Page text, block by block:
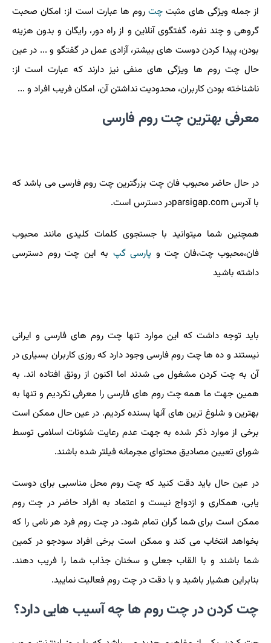
از جمله ویژگی های مثبت چت روم ها عبارت است از: امکان صحبت
گروهی و چند نفره، گفتگوی آنلاین و از راه دور، رایگان و بدون هزینه
بودن، پیدا کردن دوست های بیشتر، آزادی عمل در گفتگو و ... در عین
حال چت روم ها ویژگی های منفی نیز دارند که عبارت است از:
ناشناخته بودن کاربران، محدودیت نداشتن آن، امکان فریب افراد و ...
معرفی بهترین چت روم فارسی
در حال حاضر محبوب فان چت بزرگترین چت روم فارسی می باشد که
با آدرس
در دسترس است.
همچنین شما میتوانید با جستجوی کلمات کلیدی مانند محبوب
فان،محبوب چت،فان چت و پارسی گپ به این چت روم دسترسی
داشته باشید
باید توجه داشت که این موارد تنها چت روم های فارسی و ایرانی
نیستند و ده ها چت روم فارسی وجود دارد که روزی کاربران بسیاری در
آن به چت کردن مشغول می شدند اما اکنون از رونق افتاده اند. به
همین جهت ما همه چت روم های فارسی را معرفی نکردیم و تنها به
بهترین و شلوغ ترین های آنها بسنده کردیم. در عین حال ممکن است
برخی از موارد ذکر شده به جهت عدم رعایت شئونات اسلامی توسط
شورای تعیین مصادیق محتوای مجرمانه فیلتر شده باشند.
در عین حال باید دقت کنید که چت روم محل مناسبی برای دوست
یابی، همکاری و ازدواج نیست و اعتماد به افراد حاضر در چت روم
ممکن است برای شما گران تمام شود. در چت روم فرد هر نامی را که
بخواهد انتخاب می کند و ممکن است برخی افراد سودجو در کمین
شما باشند و با القاب جعلی و سخنان جذاب شما را فریب دهند.
بنابراین هشیار باشید و با دقت در چت روم فعالیت نمایید.
چت کردن در چت روم ها چه آسیب هایی دارد؟